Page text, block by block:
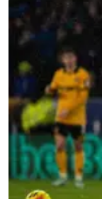
ragnar-
info
pas mettre
signé un
#69
0+
limax-
Mon